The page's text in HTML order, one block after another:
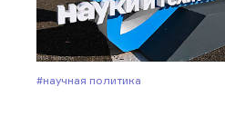
#Научная политика